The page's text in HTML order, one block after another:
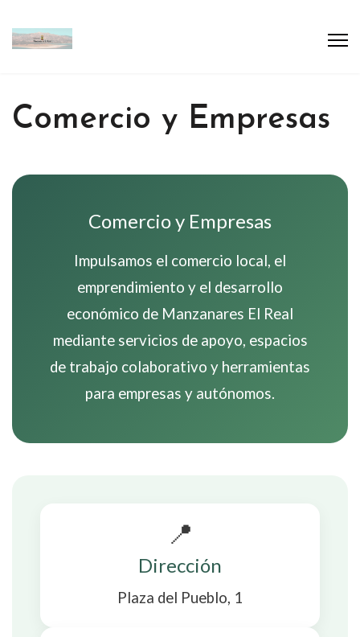
Comercio y Empresas
Comercio y Empresas
Impulsamos el comercio local, el
emprendimiento y el desarrollo
económico de Manzanares El Real
mediante servicios de apoyo, espacios
de trabajo colaborativo y herramientas
para empresas y autónomos.
📍
Dirección
Plaza del Pueblo, 1